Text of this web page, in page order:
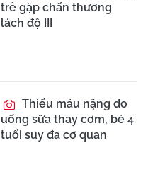
trẻ gặp chấn thương
lách độ III
Thiếu máu nặng do
uống sữa thay cơm, bé 4
tuổi suy đa cơ quan